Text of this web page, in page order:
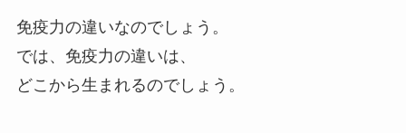
免疫力の違いなのでしょう。
では、免疫力の違いは、
どこから生まれるのでしょう。